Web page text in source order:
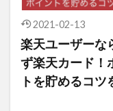
2021-02-13
楽天ユーザーな
ず楽天カード！
トを貯めるコツ